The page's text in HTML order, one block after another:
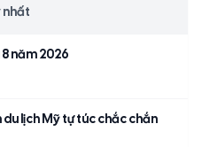
nhất
năm 2026
lịch Mỹ tự túc chắc chắn